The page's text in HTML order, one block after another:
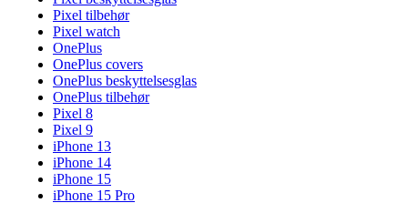
Pixel tilbehør
Pixel watch
OnePlus
OnePlus covers
OnePlus beskyttelsesglas
OnePlus tilbehør
Pixel 8
Pixel 9
iPhone 13
iPhone 14
iPhone 15
iPhone 15 Pro